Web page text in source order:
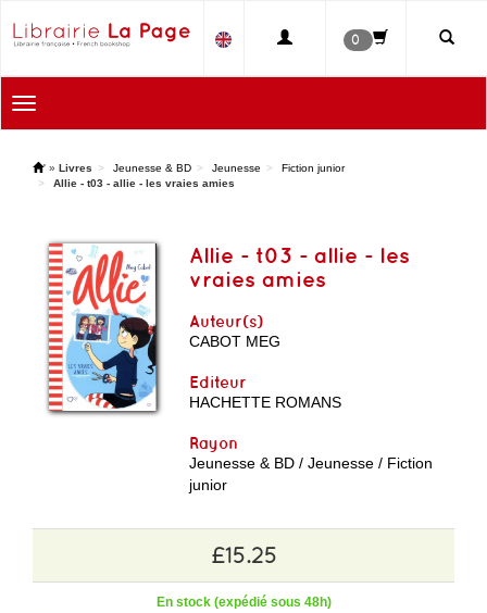
0
Toggle
navigation
' » Livres Jeunesse & BD Jeunesse
Fiction junior
Allie - t03 - allie - les vraies amies
Allie - t03 - allie - les
vraies amies
Auteur(s)
CABOT MEG
Editeur
HACHETTE ROMANS
Rayon
Jeunesse & BD / Jeunesse / Fiction
junior
£15.25
En stock (expédié sous 48h)